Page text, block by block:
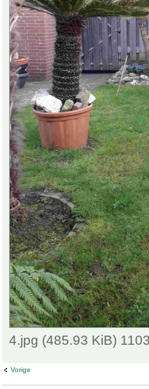
4.jpg (485.93 KiB)
Vorige